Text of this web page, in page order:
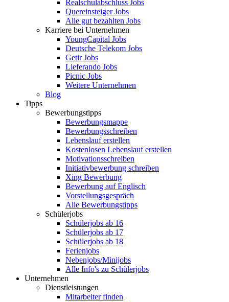
Realschulabschluss Jobs
Quereinsteiger Jobs
Alle gut bezahlten Jobs
Karriere bei Unternehmen
YoungCapital Jobs
Deutsche Telekom Jobs
Getir Jobs
Lieferando Jobs
Picnic Jobs
Weitere Unternehmen
Blog
Tipps
Bewerbungstipps
Bewerbungsmappe
Bewerbungsschreiben
Lebenslauf erstellen
Kostenlosen Lebenslauf erstellen
Motivationsschreiben
Initiativbewerbung schreiben
Xing Bewerbung
Bewerbung auf Englisch
Vorstellungsgespräch
Alle Bewerbungstipps
Schülerjobs
Schülerjobs ab 16
Schülerjobs ab 17
Schülerjobs ab 18
Ferienjobs
Nebenjobs/Minijobs
Alle Info's zu Schülerjobs
Unternehmen
Dienstleistungen
Mitarbeiter finden